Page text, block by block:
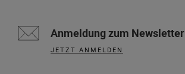
Anmeldung zum Newsletter
JETZT ANMELDEN